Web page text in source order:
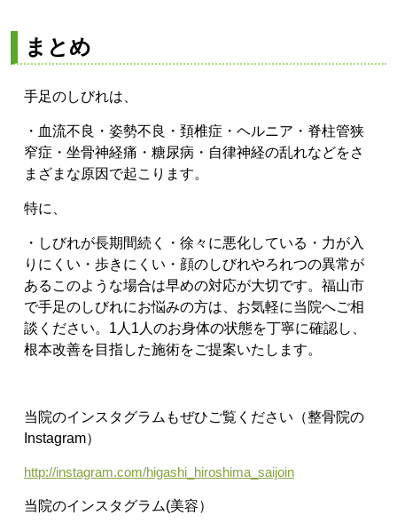
まとめ
手足のしびれは、
・血流不良 ・姿勢不良 ・頚椎症・ ヘルニア ・脊柱管狭
窄症 ・坐骨神経痛 ・糖尿病 ・自律神経の乱れなどをさ
まざまな原因で起こります。
特に、
・しびれが長期間続く ・徐々に悪化している ・力が入
りにくい ・歩きにくい ・顔のしびれやろれつの異常が
ある このような場合は早めの対応が大切です。 福山市
で手足のしびれにお悩みの方は、お気軽に当院へご相
談ください。 1人1人のお身体の状態を丁寧に確認し、
根本改善を目指した施術をご提案いたします。
当院のインスタグラムもぜひご覧ください（整骨院の
Instagram）
http://instagram.com/higashi_hiroshima_saijoin
当院のインスタグラム(美容）